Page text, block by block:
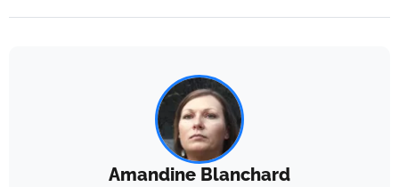
Amandine Blanchard